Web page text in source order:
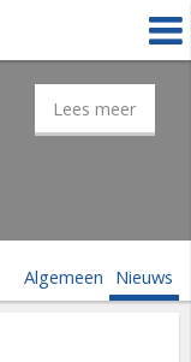
Lees meer
Algemeen Nieuws